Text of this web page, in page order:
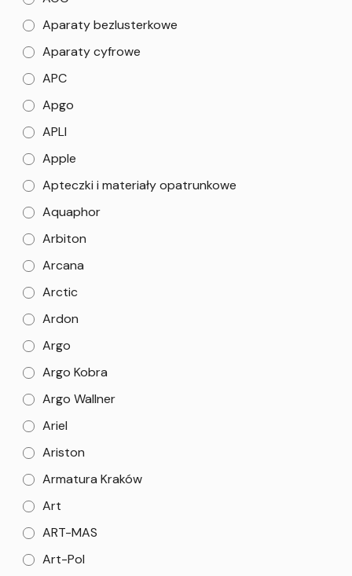
Aparaty bezlusterkowe
Aparaty cyfrowe
APC
Apgo
APLI
Apple
Apteczki i materiały opatrunkowe
Aquaphor
Arbiton
Arcana
Arctic
Ardon
Argo
Argo Kobra
Argo Wallner
Ariel
Ariston
Armatura Kraków
Art
ART-MAS
Art-Pol